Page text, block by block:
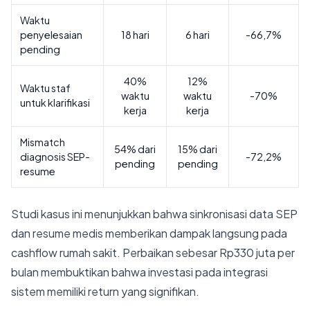
Waktu
penyelesaian
pending
18 hari 6 hari -66,7%
Waktu staf
untuk klarifikasi
40%
waktu
kerja
12%
waktu
kerja
-70%
Mismatch
diagnosis SEP-
resume
54% dari
pending
15% dari
pending
-72,2%
Studi kasus ini menunjukkan bahwa sinkronisasi data SEP
dan resume medis memberikan dampak langsung pada
cashflow rumah sakit. Perbaikan sebesar Rp330 juta per
bulan membuktikan bahwa investasi pada integrasi
sistem memiliki return yang signifikan.